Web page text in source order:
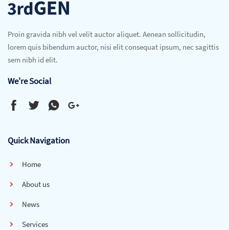
Proin gravida nibh vel velit auctor aliquet. Aenean sollicitudin,
lorem quis bibendum auctor, nisi elit consequat ipsum, nec sagittis
sem nibh id elit.
We're Social
Quick Navigation
Home
About us
News
Services